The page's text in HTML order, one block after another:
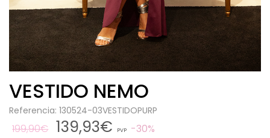
VESTIDO NEMO
Referencia: 130524-03VESTIDOPURP
199,90€ 139,93€ PVP 30%